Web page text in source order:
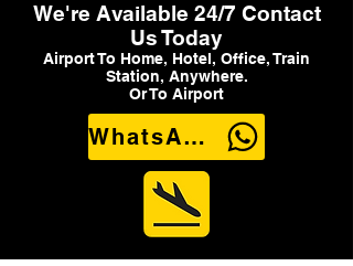
We're Available 24/7 Contact
Us Today
Airport To Home, Hotel, Office, Train
Station, Anywhere.
Or To Airport
WhatsApp Us